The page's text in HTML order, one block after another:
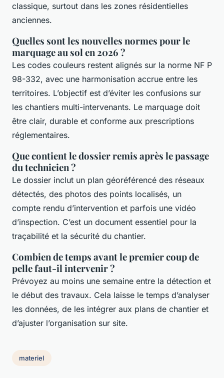
classique, surtout dans les zones résidentielles
anciennes.
Quelles sont les nouvelles normes pour le
marquage au sol en 2026 ?
Les codes couleurs restent alignés sur la norme NF P
98-332, avec une harmonisation accrue entre les
territoires. L’objectif est d’éviter les confusions sur
les chantiers multi-intervenants. Le marquage doit
être clair, durable et conforme aux prescriptions
réglementaires.
Que contient le dossier remis après le passage
du technicien ?
Le dossier inclut un plan géoréférencé des réseaux
détectés, des photos des points localisés, un
compte rendu d’intervention et parfois une vidéo
d’inspection. C’est un document essentiel pour la
traçabilité et la sécurité du chantier.
Combien de temps avant le premier coup de
pelle faut-il intervenir ?
Prévoyez au moins une semaine entre la détection et
le début des travaux. Cela laisse le temps d’analyser
les données, de les intégrer aux plans de chantier et
d’ajuster l’organisation sur site.
materiel